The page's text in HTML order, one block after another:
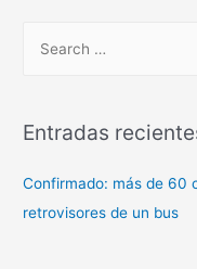
Entradas
Confirmado: más de 60
retrovisores de un bus